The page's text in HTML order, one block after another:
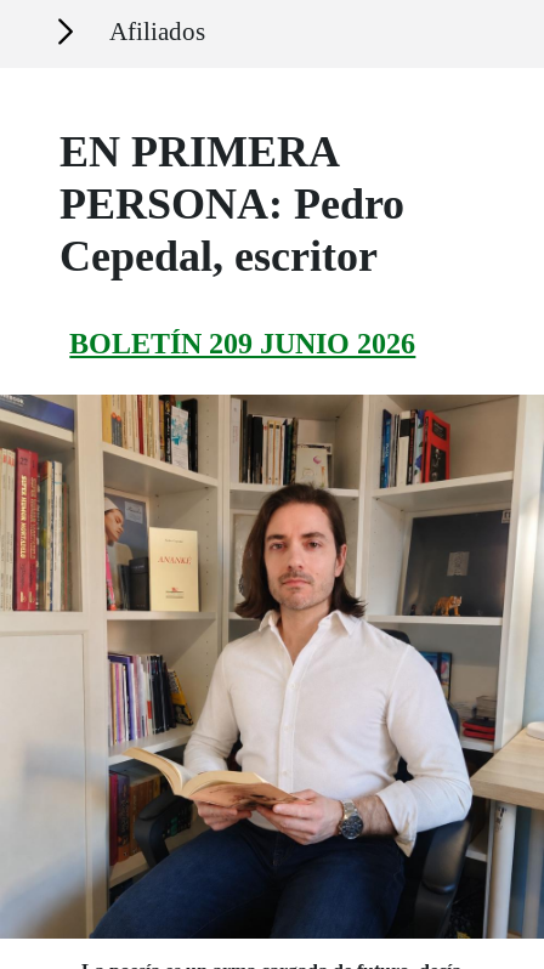
Secciones Afiliados
EN PRIMERA
PERSONA: Pedro
Cepedal, escritor
BOLETÍN 209 JUNIO 2026